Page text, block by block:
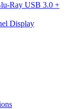
Ray USB 3.0 +
Display